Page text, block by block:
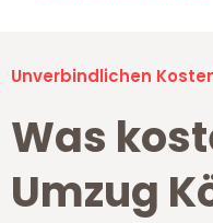
Unverbindlichen
Was
Umzug